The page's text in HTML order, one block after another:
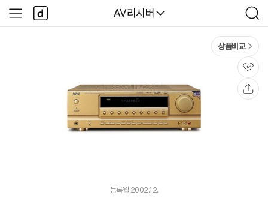
다나와
AV리시버
검
색
사
이
다
나
와
상품비교
관
심
등록월 2002.12.